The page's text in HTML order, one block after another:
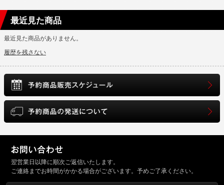
最近見た商品
最近見た商品がありません。
履歴を残さない
翌営業日以降に順次ご返信いたします。
ご連絡までお時間がかかる場合がございます。予めご了承ください。